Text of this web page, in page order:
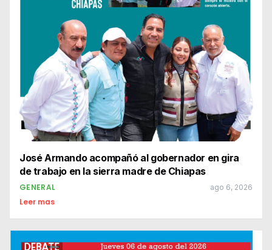
José Armando acompañó al gobernador en gira
de trabajo en la sierra madre de Chiapas
GENERAL ago 6, 2026
Leer mas